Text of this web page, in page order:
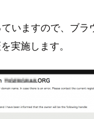
いますので、ブラ
実施します。